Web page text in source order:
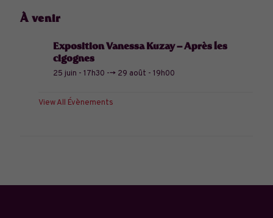
À venir
Exposition Vanessa Kuzay – Après les
cigognes
25 juin - 17h30 --> 29 août - 19h00
View All Évènements